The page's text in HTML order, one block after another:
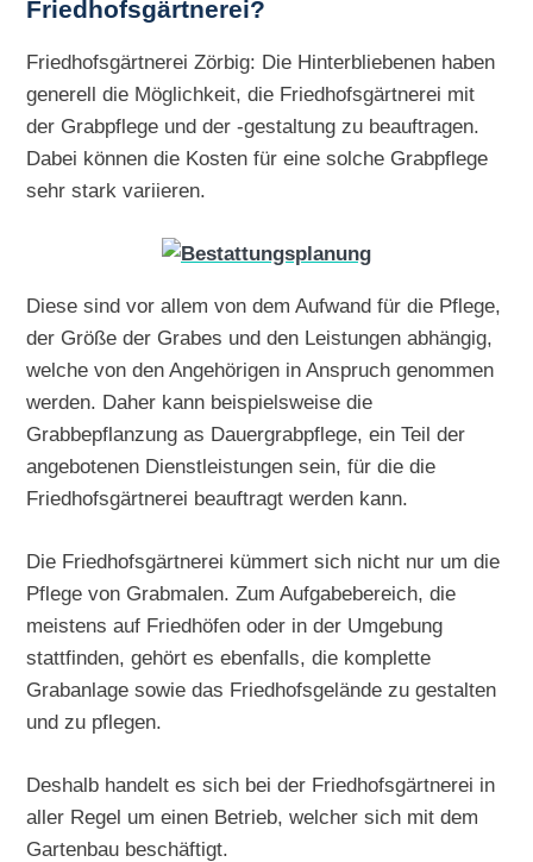
Friedhofsgärtnerei?
Friedhofsgärtnerei Zörbig: Die Hinterbliebenen haben
generell die Möglichkeit, die Friedhofsgärtnerei mit
der Grabpflege und der -gestaltung zu beauftragen.
Dabei können die Kosten für eine solche Grabpflege
sehr stark variieren.
Diese sind vor allem von dem Aufwand für die Pflege,
der Größe der Grabes und den Leistungen abhängig,
welche von den Angehörigen in Anspruch genommen
werden. Daher kann beispielsweise die
Grabbepflanzung as Dauergrabpflege, ein Teil der
angebotenen Dienstleistungen sein, für die die
Friedhofsgärtnerei beauftragt werden kann.
Die Friedhofsgärtnerei kümmert sich nicht nur um die
Pflege von Grabmalen. Zum Aufgabebereich, die
meistens auf Friedhöfen oder in der Umgebung
stattfinden, gehört es ebenfalls, die komplette
Grabanlage sowie das Friedhofsgelände zu gestalten
und zu pflegen.
Deshalb handelt es sich bei der Friedhofsgärtnerei in
aller Regel um einen Betrieb, welcher sich mit dem
Gartenbau beschäftigt.